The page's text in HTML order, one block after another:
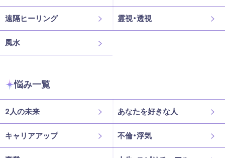
遠隔ヒーリング 霊視・透視
風水
悩み一覧
2人の未来 あなたを好きな人
キャリアアップ 不倫・浮気